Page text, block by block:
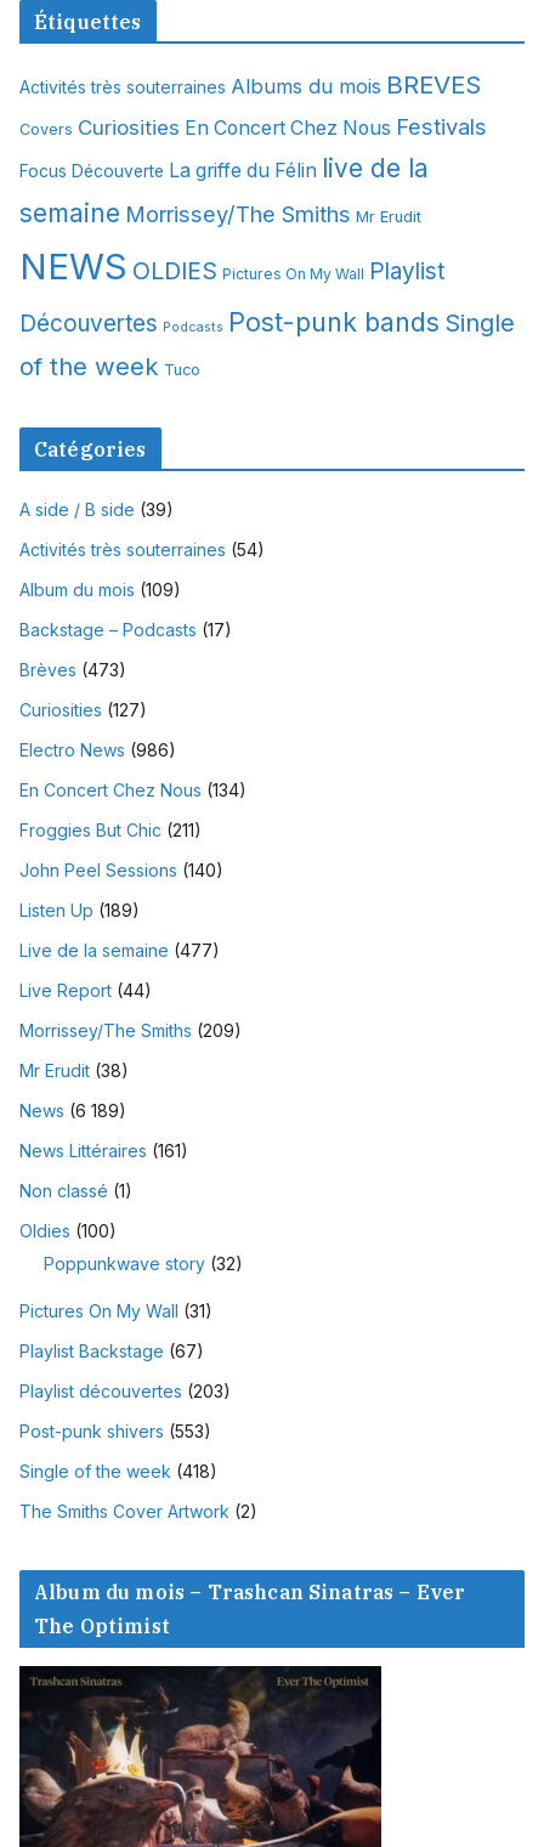
c
v
e
Étiquettes
Activités très souterraines Albums du mois BREVES
Covers Curiosities En Concert Chez Nous Festivals
Focus Découverte La griffe du Félin live de la
semaine Morrissey/The Smiths Mr Erudit
NEWS OLDIES Pictures On My Wall Playlist
Découvertes Podcasts Post-punk bands Single
of the week Tuco
Catégories
A side / B side (39)
Activités très souterraines (54)
Album du mois (109)
Backstage – Podcasts (17)
Brèves (473)
Curiosities (127)
Electro News (986)
En Concert Chez Nous (134)
Froggies But Chic (211)
John Peel Sessions (140)
Listen Up (189)
Live de la semaine (477)
Live Report (44)
Morrissey/The Smiths (209)
Mr Erudit (38)
News (6 189)
News Littéraires (161)
Non classé (1)
Oldies (100)
Poppunkwave story (32)
Pictures On My Wall (31)
Playlist Backstage (67)
Playlist découvertes (203)
Post-punk shivers (553)
Single of the week (418)
The Smiths Cover Artwork (2)
Album du mois – Trashcan Sinatras – Ever
The Optimist